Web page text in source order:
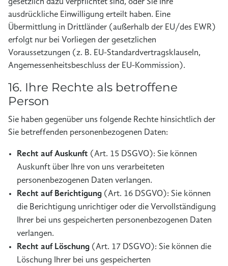
gesetzlich dazu verpflichtet sind, oder Sie Ihre
ausdrückliche Einwilligung erteilt haben. Eine
Übermittlung in Drittländer (außerhalb der EU/des EWR)
erfolgt nur bei Vorliegen der gesetzlichen
Voraussetzungen (z. B. EU-Standardvertragsklauseln,
Angemessenheitsbeschluss der EU-Kommission).
16. Ihre Rechte als betroffene
Person
Sie haben gegenüber uns folgende Rechte hinsichtlich der
Sie betreffenden personenbezogenen Daten:
Recht auf Auskunft (Art. 15 DSGVO): Sie können
Auskunft über Ihre von uns verarbeiteten
personenbezogenen Daten verlangen.
Recht auf Berichtigung(Art. 16 DSGVO): Sie können
die Berichtigung unrichtiger oder die Vervollständigung
Ihrer bei uns gespeicherten personenbezogenen Daten
verlangen.
Recht auf Löschung(Art. 17 DSGVO): Sie können die
Löschung Ihrer bei uns gespeicherten